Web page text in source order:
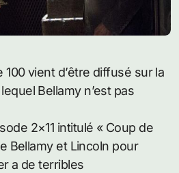
Bellamy n’est pas
2×11 intitulé « Coup de
Bellamy et Lincoln pour
a de terribles